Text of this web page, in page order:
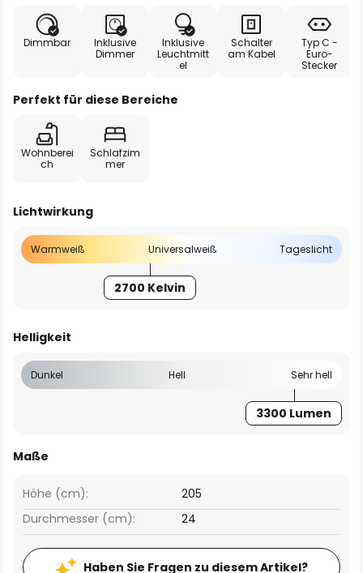
Dimmbar
Inklusive
Dimmer
Inklusive
Leuchtmitt
el
Schalter
am Kabel
Typ C -
Euro-
Stecker
Perfekt für diese Bereiche
Wohnberei
ch
Schlafzim
mer
Lichtwirkung
Warmweiß Universalweiß Tageslicht
2700 Kelvin
Helligkeit
Dunkel Hell Sehr hell
3300 Lumen
Maße
Höhe (cm):
205
Durchmesser (cm):
24
Haben Sie Fragen zu diesem Artikel?